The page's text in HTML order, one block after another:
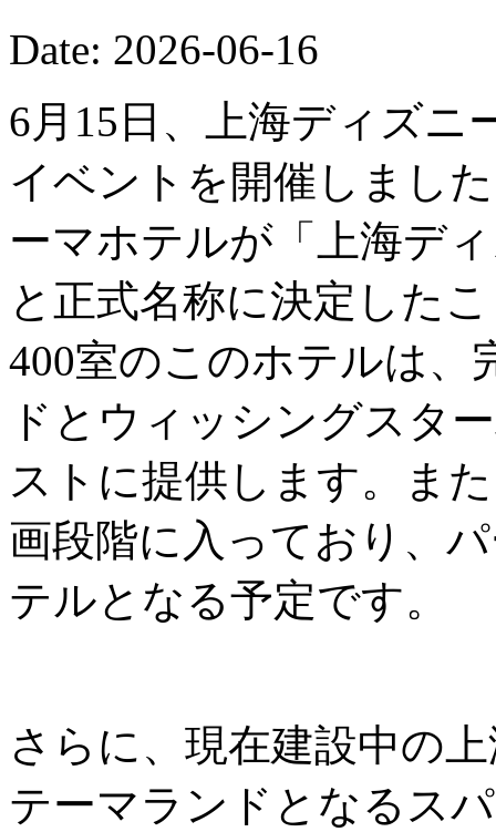
Date: 2026-06-16
6月15日、上海ディズニ
イベントを開催しまし
ーマホテルが「上海デ
と正式名称に決定した
400室のこのホテルは、
ドとウィッシングスタ
ストに提供します。ま
画段階に入っており、
テルとなる予定です。
さらに、現在建設中の
テーマランドとなるス